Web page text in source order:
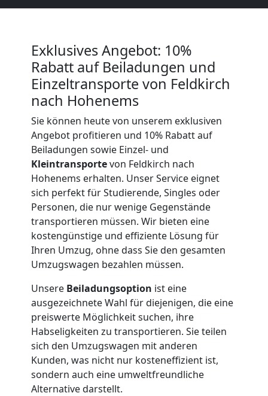
Exklusives Angebot: 10%
Rabatt auf Beiladungen und
Einzeltransporte von Feldkirch
nach Hohenems
Sie können heute von unserem exklusiven
Angebot profitieren und 10% Rabatt auf
Beiladungen sowie Einzel- und
Kleintransportevon Feldkirch nach
Hohenems erhalten. Unser Service eignet
sich perfekt für Studierende, Singles oder
Personen, die nur wenige Gegenstände
transportieren müssen. Wir bieten eine
kostengünstige und effiziente Lösung für
Ihren Umzug, ohne dass Sie den gesamten
Umzugswagen bezahlen müssen.
Unsere Beiladungsoption ist eine
ausgezeichnete Wahl für diejenigen, die eine
preiswerte Möglichkeit suchen, ihre
Habseligkeiten zu transportieren. Sie teilen
sich den Umzugswagen mit anderen
Kunden, was nicht nur kosteneffizient ist,
sondern auch eine umweltfreundliche
Alternative darstellt.
Beiladung
National
Beiladung
International
Internationaler
Umzug
Nationaler
Umzug